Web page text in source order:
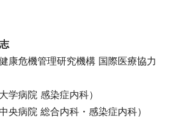
康危機管理研究機構 国際医療協力
学病院 感染症内科）
央病院 総合内科・感染症内科）